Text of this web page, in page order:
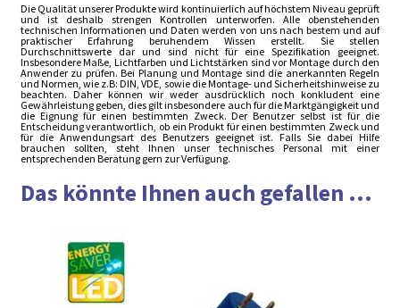
Die Qualität unserer Produkte wird kontinuierlich auf höchstem Niveau geprüft
und ist deshalb strengen Kontrollen unterworfen. Alle obenstehenden
technischen Informationen und Daten werden von uns nach bestem und auf
praktischer Erfahrung beruhendem Wissen erstellt. Sie stellen
Durchschnittswerte dar und sind nicht für eine Spezifikation geeignet.
Insbesondere Maße, Lichtfarben und Lichtstärken sind vor Montage durch den
Anwender zu prüfen. Bei Planung und Montage sind die anerkannten Regeln
und Normen, wie z.B: DIN, VDE, sowie die Montage- und Sicherheitshinweise zu
beachten. Daher können wir weder ausdrücklich noch konkludent eine
Gewährleistung geben, dies gilt insbesondere auch für die Marktgängigkeit und
die Eignung für einen bestimmten Zweck. Der Benutzer selbst ist für die
Entscheidung verantwortlich, ob ein Produkt für einen bestimmten Zweck und
für die Anwendungsart des Benutzers geeignet ist. Falls Sie dabei Hilfe
brauchen sollten, steht Ihnen unser technisches Personal mit einer
entsprechenden Beratung gern zur Verfügung.
Das könnte Ihnen auch gefallen ...